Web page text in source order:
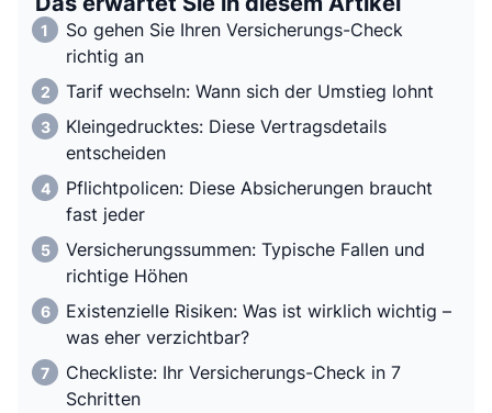
So gehen Sie Ihren Versicherungs-Check
richtig an
Tarif wechseln: Wann sich der Umstieg lohnt
Kleingedrucktes: Diese Vertragsdetails
entscheiden
Pflichtpolicen: Diese Absicherungen braucht
fast jeder
Versicherungssummen: Typische Fallen und
richtige Höhen
Existenzielle Risiken: Was ist wirklich wichtig –
was eher verzichtbar?
Checkliste: Ihr Versicherungs-Check in 7
Schritten